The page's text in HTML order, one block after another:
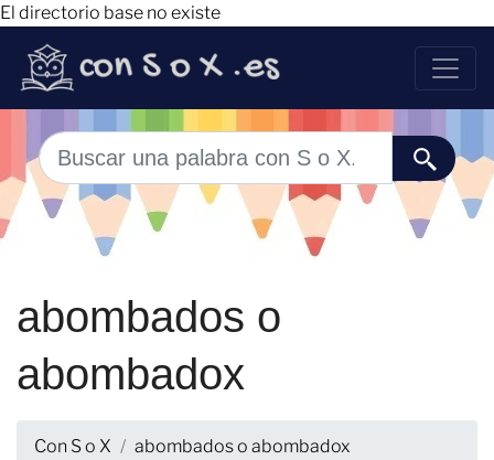
El directorio base no existe
abombados o
abombadox
Con S o X abombados o abombadox